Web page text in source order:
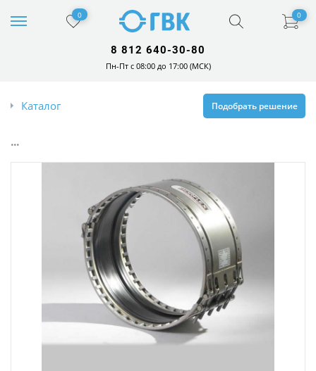
0 0
8 812 640-30-80
Пн-Пт с 08:00 до 17:00 (МСК)
Каталог Подобрать решение
...